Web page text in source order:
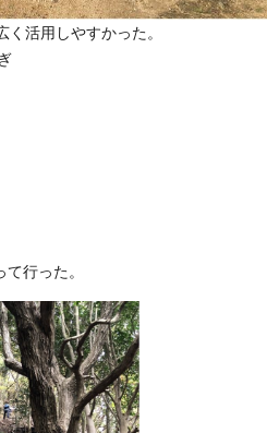
活用しやすかった。
行った。